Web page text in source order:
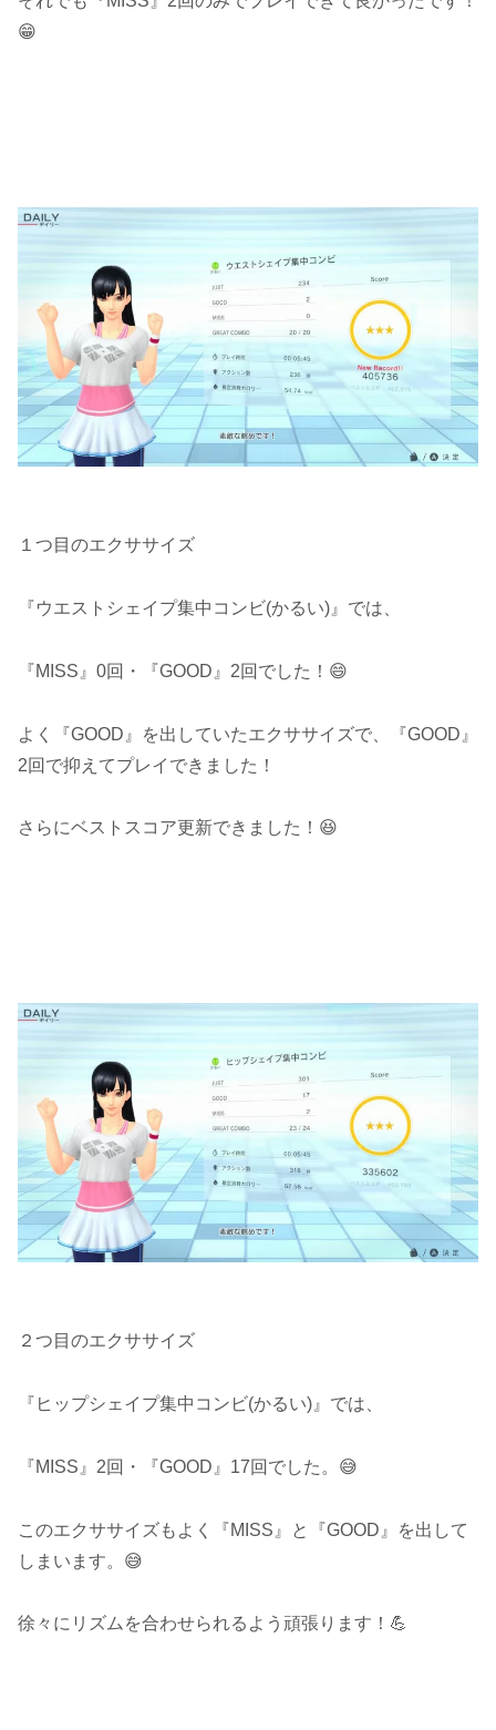
😁
１つ目のエクササイズ
『ウエストシェイプ集中コンビ(かるい)』では、
『MISS』0回・『GOOD』2回でした！😄
よく『GOOD』を出していたエクササイズで、『GOOD』
2回で抑えてプレイできました！
さらにベストスコア更新できました！😆
２つ目のエクササイズ
『ヒップシェイプ集中コンビ(かるい)』では、
『MISS』2回・『GOOD』17回でした。😅
このエクササイズもよく『MISS』と『GOOD』を出して
しまいます。😅
徐々にリズムを合わせられるよう頑張ります！💪